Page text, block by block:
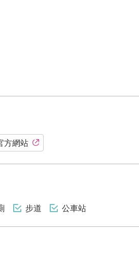
方網站
步道 公車站